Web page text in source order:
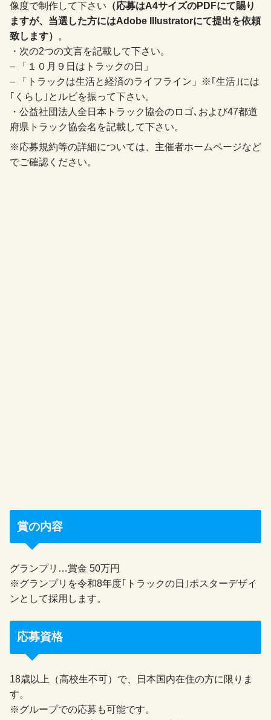
像度で制作して下さい （応募はA4サイズのPDFにて賜り
ますが、当選した方にはAdobe Illustratorにて提出を依頼
致します）
。
・次の2つの文言を記載して下さい。
– 「１０月９日はトラックの日」
– 「トラックは生活と経済のライフライン」※｢生活｣には
｢くらし｣とルビを振って下さい。
・公益社団法人全日本トラック協会のロゴ､および47都道
府県トラック協会名を記載して下さい。
※応募規約等の詳細については、主催者ホームページなど
でご確認ください。
賞の内容
グランプリ…賞金 50万円
※グランプリを令和8年度｢トラックの日｣ポスターデザイ
ンとして採用します。
応募資格
18歳以上（高校生不可）で、日本国内在住の方に限りま
す。
※グループでの応募も可能です。